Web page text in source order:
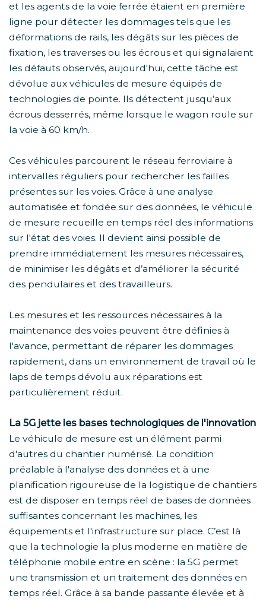
et les agents de la voie ferrée étaient en première
ligne pour détecter les dommages tels que les
déformations de rails, les dégâts sur les pièces de
fixation, les traverses ou les écrous et qui signalaient
les défauts observés, aujourd'hui, cette tâche est
dévolue aux véhicules de mesure équipés de
technologies de pointe. Ils détectent jusqu’aux
écrous desserrés, même lorsque le wagon roule sur
la voie à 60 km/h.
Ces véhicules parcourent le réseau ferroviaire à
intervalles réguliers pour rechercher les failles
présentes sur les voies. Grâce à une analyse
automatisée et fondée sur des données, le véhicule
de mesure recueille en temps réel des informations
sur l'état des voies. Il devient ainsi possible de
prendre immédiatement les mesures nécessaires,
de minimiser les dégâts et d’améliorer la sécurité
des pendulaires et des travailleurs.
Les mesures et les ressources nécessaires à la
maintenance des voies peuvent être définies à
l'avance, permettant de réparer les dommages
rapidement, dans un environnement de travail où le
laps de temps dévolu aux réparations est
particulièrement réduit.
La 5G jette les bases technologiques de l'innovation
Le véhicule de mesure est un élément parmi
d'autres du chantier numérisé. La condition
préalable à l'analyse des données et à une
planification rigoureuse de la logistique de chantiers
est de disposer en temps réel de bases de données
suffisantes concernant les machines, les
équipements et l'infrastructure sur place. C’est là
que la technologie la plus moderne en matière de
téléphonie mobile entre en scène : la 5G permet
une transmission et un traitement des données en
temps réel. Grâce à sa bande passante élevée et à